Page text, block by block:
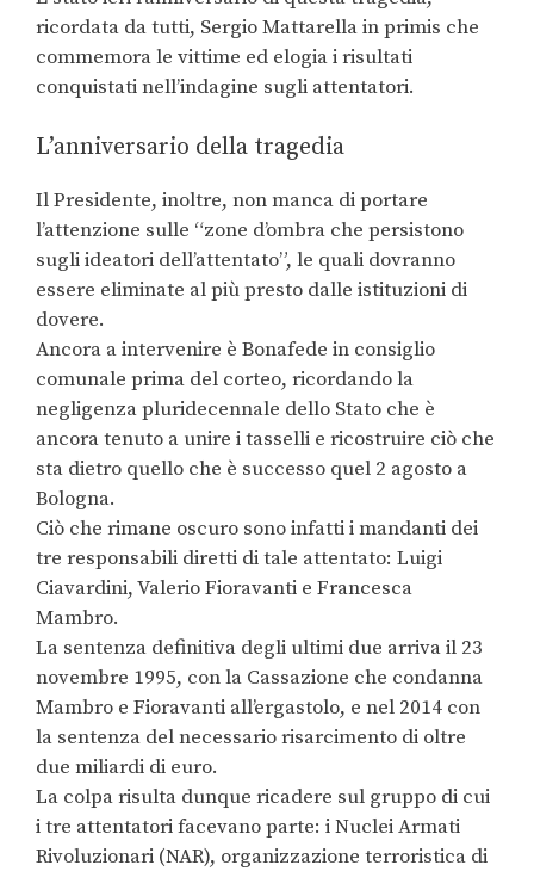
ricordata da tutti, Sergio Mattarella in primis che
commemora le vittime ed elogia i risultati
conquistati nell’indagine sugli attentatori.
L’anniversario della tragedia
Il Presidente, inoltre, non manca di portare
l’attenzione sulle “zone d’ombra che persistono
sugli ideatori dell’attentato”, le quali dovranno
essere eliminate al più presto dalle istituzioni di
dovere.
Ancora a intervenire è Bonafede in consiglio
comunale prima del corteo, ricordando la
negligenza pluridecennale dello Stato che è
ancora tenuto a unire i tasselli e ricostruire ciò che
sta dietro quello che è successo quel 2 agosto a
Bologna.
Ciò che rimane oscuro sono infatti i mandanti dei
tre responsabili diretti di tale attentato: Luigi
Ciavardini, Valerio Fioravanti e Francesca
Mambro.
La sentenza definitiva degli ultimi due arriva il 23
novembre 1995, con la Cassazione che condanna
Mambro e Fioravanti all’ergastolo, e nel 2014 con
la sentenza del necessario risarcimento di oltre
due miliardi di euro.
La colpa risulta dunque ricadere sul gruppo di cui
i tre attentatori facevano parte: i Nuclei Armati
Rivoluzionari (NAR), organizzazione terroristica di